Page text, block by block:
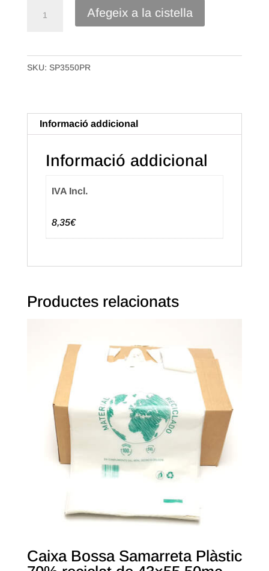
Samarreta
Plàstic
35x50
50mc.
Paquet
anglès
Afegeix a la cistella
SKU: SP3550PR
Informació addicional
Informació addicional
IVA Incl.
8,35€
Productes relacionats
Caixa Bossa Samarreta Plàstic